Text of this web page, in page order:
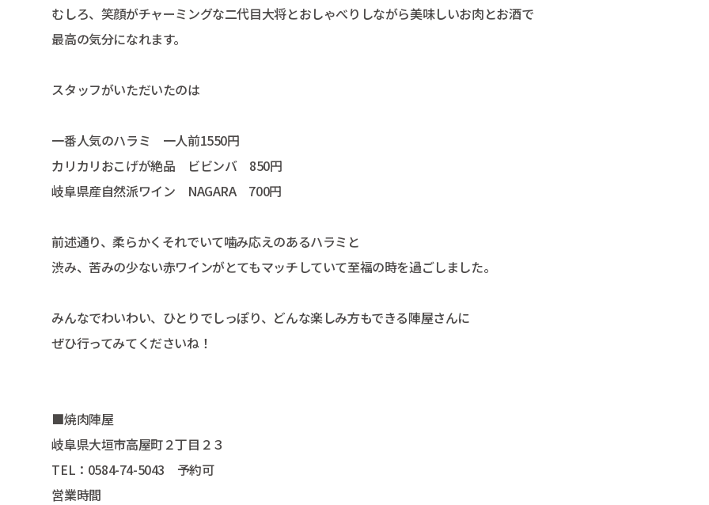
むしろ、笑顔がチャーミングな二代目大将とおしゃべりしながら美味しいお肉とお酒で
最高の気分になれます。
スタッフがいただいたのは
一番人気のハラミ 一人前1550円
カリカリおこげが絶品 ビビンバ 850円
岐阜県産自然派ワイン NAGARA 700円
前述通り、柔らかくそれでいて噛み応えのあるハラミと
渋み、苦みの少ない赤ワインがとてもマッチしていて至福の時を過ごしました。
みんなでわいわい、ひとりでしっぽり、どんな楽しみ方もできる陣屋さんに
ぜひ行ってみてくださいね！
■焼肉陣屋
岐阜県大垣市高屋町２丁目２３
TEL：0584-74-5043 予約可
営業時間